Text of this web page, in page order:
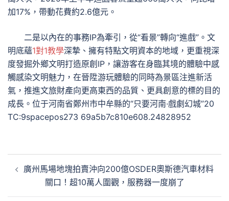
加17%，帶動花費約2.6億元。
二是以內在的事務IP為牽引，從“看景”轉向“進戲”。文
明底蘊1對1教學深摯、擁有特點文明資本的地域，更重視深
度發掘外鄉文明打造原創IP，讓游客在身臨其境的體驗中感
觸感染文明魅力，在晉陞游玩體驗的同時為景區注進新活
氣，推進文旅財產向更高東西的品質、更具創意的標的目的
成長。位于河南省鄭州市中牟縣的“只要河南·戲劇幻城”20
TC:9spacepos273 69a5b7c810e608.24828952
章 廣州馬場地塊拍賣沖向200億OSDER奧斯德汽車材料
關口！超10萬人圍觀，服務器一度崩了